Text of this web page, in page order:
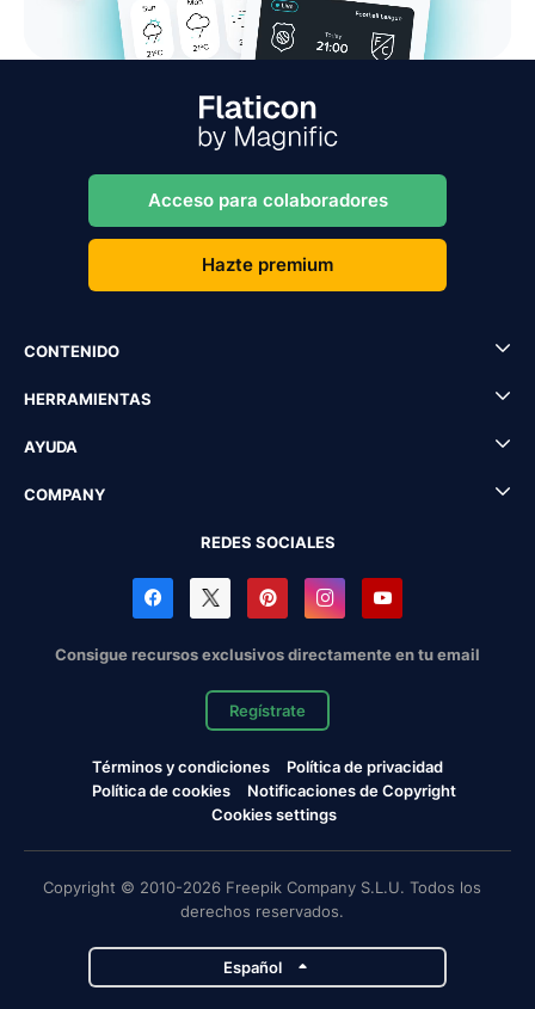
Acceso para colaboradores
Hazte premium
CONTENIDO
HERRAMIENTAS
AYUDA
COMPANY
REDES SOCIALES
Consigue recursos exclusivos directamente en tu email
Regístrate
Términos y condiciones
Política de privacidad
Política de cookies
Notificaciones de Copyright
Cookies settings
Copyright © 2010-2026 Freepik Company S.L.U. Todos los
derechos reservados.
Español